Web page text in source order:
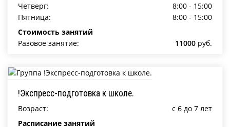
Четверг:
8:00 - 15:00
Пятница:
8:00 - 15:00
Стоимость занятий
Разовое занятие:
11000 руб.
!Экспресс-подготовка к школе.
Возраст:
c 6 до 7 лет
Расписание занятий